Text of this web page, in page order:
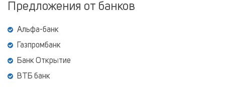
Предложения от банков
Альфа-банк
Газпромбанк
Банк Открытие
ВТБ банк